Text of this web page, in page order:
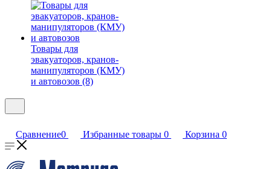
Товары для
эвакуаторов, кранов-
манипуляторов (КМУ)
и автовозов (8)
Сравнение0 Избранные товары 0 Корзина 0